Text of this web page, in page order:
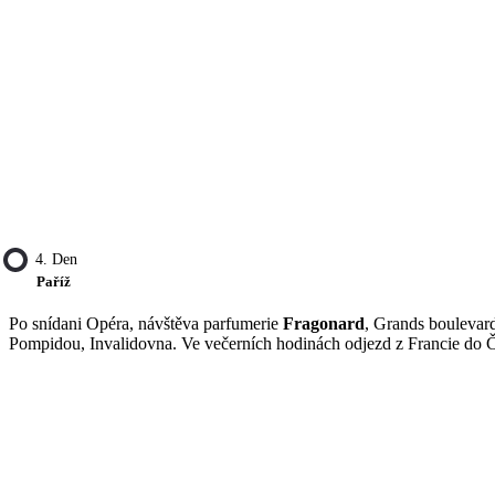
4. Den
Paříž
Po snídani Opéra, návštěva parfumerie Fragonard, Grands
Pompidou, Invalidovna. Ve večerních hodinách odjezd z Francie do